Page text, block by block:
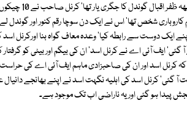
فرخ سلیم کاروباری شخص تھا' اس نے ایک دن سوچا رقم کنور اور
ایک دوست سے رابطہ کیا' وعدہ معاف گواہ بنا اورکرنل
آئی اے نے کرنل اسد' ان کی بیگم اور بیٹی کو گرفتار
کہ کرنل اسد اور ان کی صاحبزادی ماہم ایف آئی اے کی
گئی' کرنل اسد کی اہلیہ نگہت اسد نے اپنے بھانجے دانیال
پیدا ہو گئی اور یہ ناراضی اب تک موجود ہے۔